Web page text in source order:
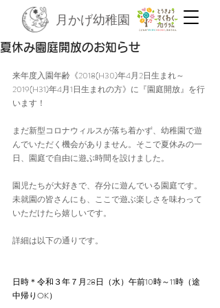
月かげ幼稚園
夏休み園庭開放のお知らせ
来年度入園年齢《2018(H30)年4月2日生まれ～
2019(H31)年4月1日生まれの方》に『園庭開放』を行
います！
まだ新型コロナウィルスが落ち着かず、幼稚園で遊
んでいただく機会がありません。そこで夏休みの一
日、園庭で自由に遊ぶ時間を設けました。
園児たちが大好きで、存分に遊んでいる園庭です。
未就園の皆さんにも、ここで遊ぶ楽しさを味わって
いただけたら嬉しいです。
詳細は以下の通りです。
日時＊令和３年７月28日（水）午前10時～11時（途
中帰りOK）